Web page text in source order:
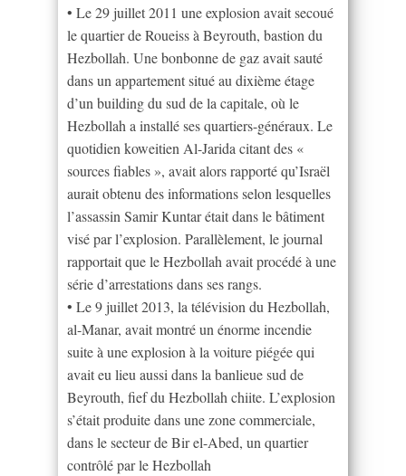
• Le 29 juillet 2011 une explosion avait secoué
le quartier de Roueiss à Beyrouth, bastion du
Hezbollah. Une bonbonne de gaz avait sauté
dans un appartement situé au dixième étage
d’un building du sud de la capitale, où le
Hezbollah a installé ses quartiers-généraux. Le
quotidien koweitien Al-Jarida citant des «
sources fiables », avait alors rapporté qu’Israël
aurait obtenu des informations selon lesquelles
l’assassin Samir Kuntar était dans le bâtiment
visé par l’explosion. Parallèlement, le journal
rapportait que le Hezbollah avait procédé à une
série d’arrestations dans ses rangs.
• Le 9 juillet 2013, la télévision du Hezbollah,
al-Manar, avait montré un énorme incendie
suite à une explosion à la voiture piégée qui
avait eu lieu aussi dans la banlieue sud de
Beyrouth, fief du Hezbollah chiite. L’explosion
s’était produite dans une zone commerciale,
dans le secteur de Bir el-Abed, un quartier
contrôlé par le Hezbollah